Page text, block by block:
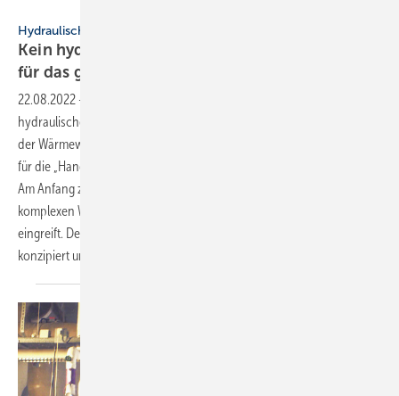
Hydraulischer Abgleich heute – SBZ-Serie, Teil 2
Kein hydraulischer Abgleich ohne Verständnis
für das ganze
22.08.2022 -
hydraulische Abgleich ist einer der wichtigsten Bausteine im Kontext
der Wärmewende und damit der Energiewende. Wie aber lässt er sich
für die „Hand- und Kopfwerker“ der SHK-Branche optimal umsetzen?
Am Anfang zählt die Erkenntnis, dass jede Abgleichmaßnahme in die
komplexen Wirkungszusammen­hänge des Systems namens Heizung
eingreift. Der Abgleich sollte aus diesen Zusammen­hängen heraus
konzipiert und realisiert werden. → Bernd